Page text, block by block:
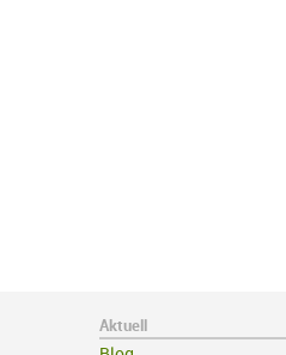
Aktuell